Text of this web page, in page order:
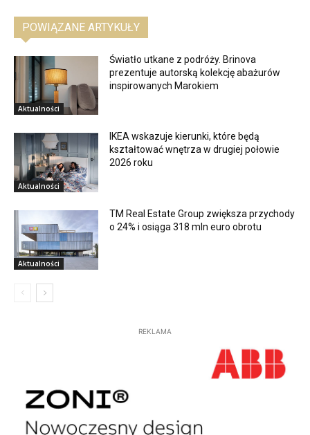
POWIĄZANE ARTYKUŁY
Aktualności
Światło utkane z podróży. Brinova
prezentuje autorską kolekcję abażurów
inspirowanych Marokiem
Aktualności
IKEA wskazuje kierunki, które będą
kształtować wnętrza w drugiej połowie
2026 roku
Aktualności
TM Real Estate Group zwiększa przychody
o 24% i osiąga 318 mln euro obrotu
REKLAMA